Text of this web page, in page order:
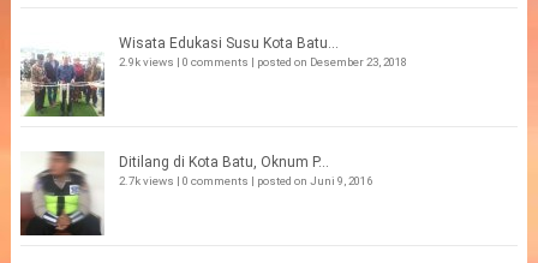
Wisata Edukasi Susu Kota Batu...
2.9k views | 0 comments | posted on Desember 23, 2018
Ditilang di Kota Batu, Oknum P...
2.7k views | 0 comments | posted on Juni 9, 2016